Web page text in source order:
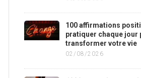
100 affirmations
pratiquer chaque jour
transformer votre vie
02/08/2026